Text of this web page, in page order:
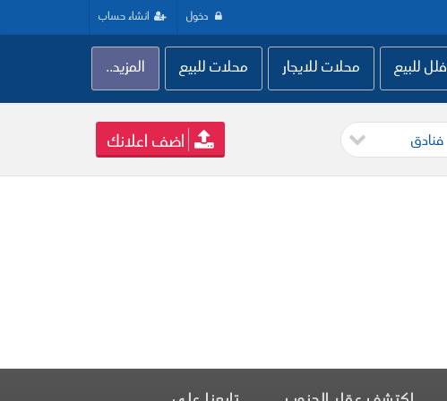
دخول انشاء حساب
للبيع محلات للايجار محلات للبيع المزيد..
فنادق اضف اعلانك